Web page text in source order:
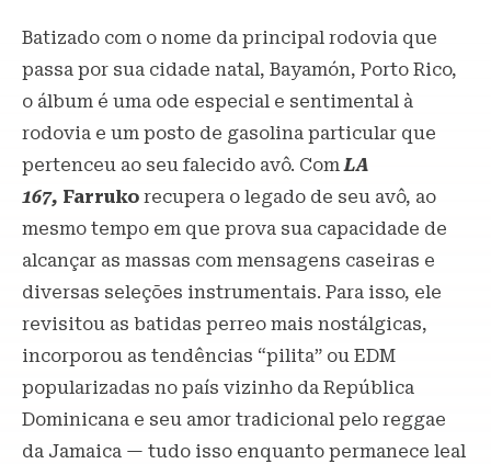
Batizado com o nome da principal rodovia que
passa por sua cidade natal, Bayamón, Porto Rico,
o álbum é uma ode especial e sentimental à
rodovia e um posto de gasolina particular que
pertenceu ao seu falecido avô. ComLA
167, Farruko recupera o legado de seu avô, ao
mesmo tempo em que prova sua capacidade de
alcançar as massas com mensagens caseiras e
diversas seleções instrumentais. Para isso, ele
revisitou as batidas perreo mais nostálgicas,
incorporou as tendências “pilita” ou EDM
popularizadas no país vizinho da República
Dominicana e seu amor tradicional pelo reggae
da Jamaica — tudo isso enquanto permanece leal